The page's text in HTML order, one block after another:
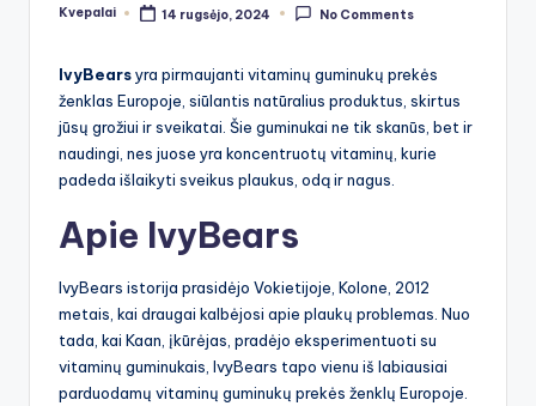
Posted
Kvepalai 14 rugsėjo, 2024 No Comments
IvyBearsyra pirmaujanti vitaminų guminukų prekės
ženklas Europoje, siūlantis natūralius produktus, skirtus
jūsų grožiui ir sveikatai. Šie guminukai ne tik skanūs, bet ir
naudingi, nes juose yra koncentruotų vitaminų, kurie
padeda išlaikyti sveikus plaukus, odą ir nagus.
Apie IvyBears
IvyBears istorija prasidėjo Vokietijoje, Kolone, 2012
metais, kai draugai kalbėjosi apie plaukų problemas. Nuo
tada, kai Kaan, įkūrėjas, pradėjo eksperimentuoti su
vitaminų guminukais, IvyBears tapo vienu iš labiausiai
parduodamų vitaminų guminukų prekės ženklų Europoje.